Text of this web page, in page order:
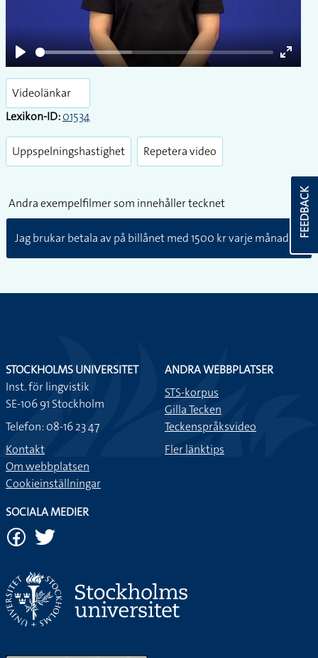
Play
Enter
Videolänkar
Lexikon-ID:01534
Uppspelningshastighet Repetera video
Andra exempelfilmer som innehåller tecknet
Jag brukar betala av på billånet med 1500 kr varje månad. FEEDBACK
STOCKHOLMS UNIVERSITET
Inst. för lingvistik
SE-106 91 Stockholm
Telefon: 08-16 23 47
Kontakt
Om webbplatsen
Cookieinställningar
ANDRA WEBBPLATSER
STS-korpus
Gilla Tecken
Teckenspråksvideo
Fler länktips
SOCIALA MEDIER